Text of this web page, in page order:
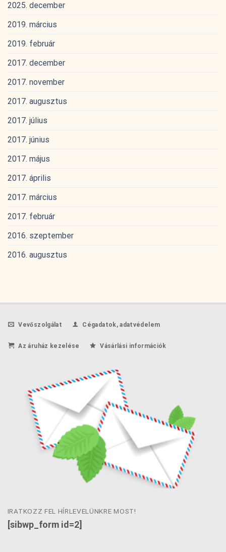
2025. december
2019. március
2019. február
2017. december
2017. november
2017. augusztus
2017. július
2017. június
2017. május
2017. április
2017. március
2017. február
2016. szeptember
2016. augusztus
Vevőszolgálat Cégadatok, adatvédelem
Az áruház kezelése Vásárlási információk
IRATKOZZ FEL HÍRLEVELÜNKRE MOST!
[sibwp_form id=2]